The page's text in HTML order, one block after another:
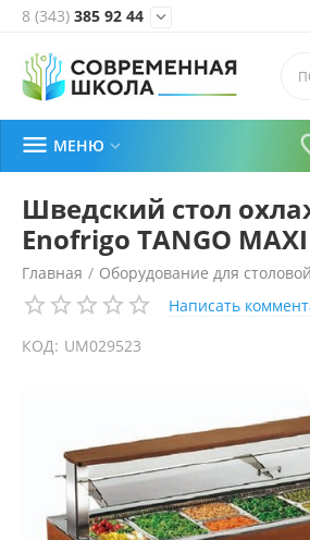
8 (343) 385 92 44 
 МЕНЮ 
Шведский стол
Enofrigo TANGO MAXI
Главная / Оборудование для
Написать
КОД: UM029523